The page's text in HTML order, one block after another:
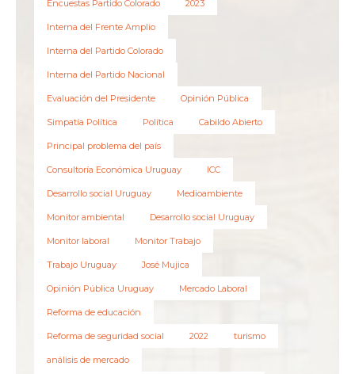
Encuestas Partido Colorado 2023
Interna del Frente Amplio
Interna del Partido Colorado
Interna del Partido Nacional
Evaluación del Presidente Opinión Pública
Simpatía Política Política Cabildo Abierto
Principal problema del país
Consultoría Económica Uruguay ICC
Desarrollo social Uruguay Medioambiente
Monitor ambiental Desarrollo social Uruguay
Monitor laboral Monitor Trabajo
Trabajo Uruguay José Mujica
Opinión Pública Uruguay Mercado Laboral
Reforma de educación
Reforma de seguridad social 2022 turismo
análisis de mercado